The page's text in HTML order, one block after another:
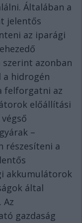
Általában a
jelentős
az iparági
szerint azonban
a hidrogén
felforgatni az
előállítási
–
részesíteni a
akkumulátorok
által
Az
gazdaság